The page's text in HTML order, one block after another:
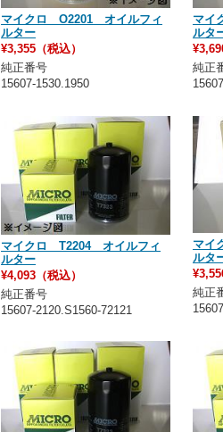
マイクロ O2201 オイルフィ
ルター
¥3,355（税込）
純正番号
15607-1530.1950
マイ
ルタ
純正
マイクロ T2204 オイルフィ
ルター
¥4,093（税込）
純正番号
15607-2120.S1560-72121
マイ
ルタ
純正